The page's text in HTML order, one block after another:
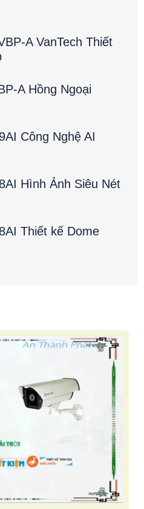
A VanTech Thiết
A Hồng Ngoại
Công Nghệ AI
Hình Ảnh Siêu Nét
Thiết kế Dome